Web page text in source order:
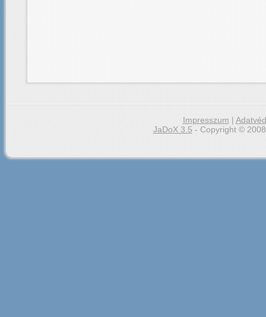
Impresszum |
JaDoX 3.5 - Copyright ©